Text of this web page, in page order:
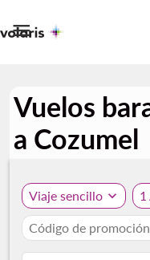

Vuelos
a Cozumel
Viaje sencillo expand_more 1
Código de promoción